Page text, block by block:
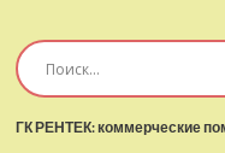
Arctis
ГК РЕНТЕК: коммерческие